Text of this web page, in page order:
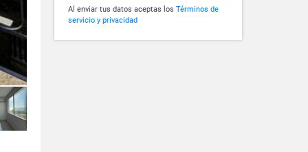
Al enviar tus datos aceptas los Términos de
servicio y privacidad